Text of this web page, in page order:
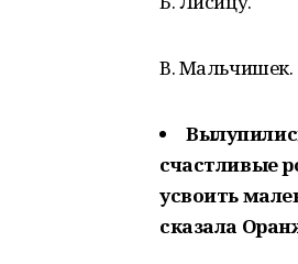
В. Мальчишек.
счастливые
усвоить
сказала